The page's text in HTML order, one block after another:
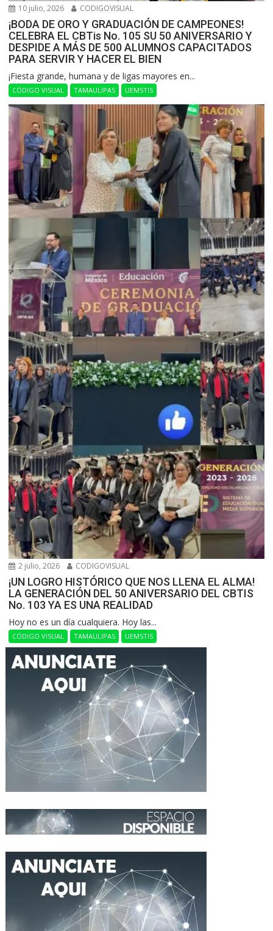
10 julio, 2026 CODIGOVISUAL
¡BODA DE ORO Y GRADUACIÓN DE CAMPEONES!
CELEBRA EL CBTis No. 105 SU 50 ANIVERSARIO Y
DESPIDE A MÁS DE 500 ALUMNOS CAPACITADOS
PARA SERVIR Y HACER EL BIEN
​¡Fiesta grande, humana y de ligas mayores en...
CÓDIGO VISUAL TAMAULIPAS UEMSTIS
2 julio, 2026 CODIGOVISUAL
¡UN LOGRO HISTÓRICO QUE NOS LLENA EL ALMA!
LA GENERACIÓN DEL 50 ANIVERSARIO DEL CBTIS
No. 103 YA ES UNA REALIDAD
Hoy no es un día cualquiera. Hoy las...
CÓDIGO VISUAL TAMAULIPAS UEMSTIS